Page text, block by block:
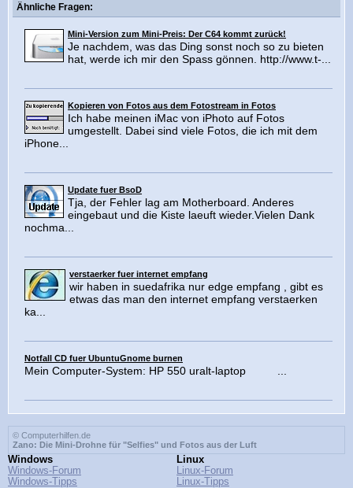
Ähnliche Fragen:
Mini-Version zum Mini-Preis: Der C64 kommt zurück!
Je nachdem, was das Ding sonst noch so zu bieten
hat, werde ich mir den Spass gönnen. http://www.t-...
Kopieren von Fotos aus dem Fotostream in Fotos
Ich habe meinen iMac von iPhoto auf Fotos
umgestellt. Dabei sind viele Fotos, die ich mit dem
iPhone...
Update fuer BsoD
Tja, der Fehler lag am Motherboard. Anderes
eingebaut und die Kiste laeuft wieder.Vielen Dank
nochma...
verstaerker fuer internet empfang
wir haben in suedafrika nur edge empfang , gibt es
etwas das man den internet empfang verstaerken
ka...
Notfall CD fuer UbuntuGnome burnen
Mein Computer-System: HP 550 uralt-laptop ...
© Computerhilfen.de
Zano: Die Mini-Drohne für "Selfies" und Fotos aus der Luft
Windows
Windows-Forum
Windows-Tipps
Linux
Linux-Forum
Linux-Tipps